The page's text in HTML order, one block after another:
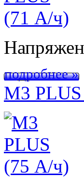
подробнее »
M3